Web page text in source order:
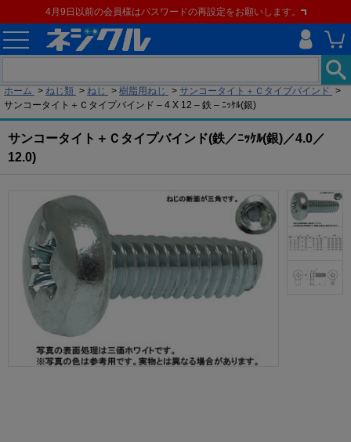
4月9日以前の会員様はパスワードの再設定をお願いします。
ホーム > ねじ類 > ねじ > 樹脂用ねじ > サンコータイト＋Ｃタイプバインド
>
サンコータイト＋Ｃタイプバインド – 4 X 12 – 鉄 – ﾆｯｹﾙ(銀)
サンコータイト＋Ｃタイプバインド(鉄／ﾆｯｹﾙ(銀)／4.0／
12.0)